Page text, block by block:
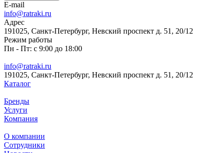
E-mail
info@ratraki.ru
Адрес
191025, Санкт-Петербург, Невский проспект д. 51, 20/12
Режим работы
Пн - Пт: с 9:00 до 18:00
info@ratraki.ru
191025, Санкт-Петербург, Невский проспект д. 51, 20/12
Каталог
Бренды
Услуги
Компания
О компании
Сотрудники